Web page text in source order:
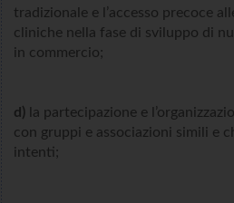
tradizionale e l’accesso precoce
cliniche nella fase di sviluppo di
in commercio;
d) la partecipazione e
con gruppi e associazioni simili e
intenti;